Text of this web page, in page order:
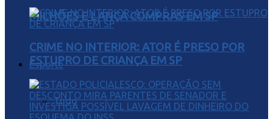
MILHÕES E LANÇA COMPRAS EM SP
Esporte
Tudo
CRIME NO INTERIOR: ATOR É PRESO POR
ESTUPRO DE CRIANÇA EM SP